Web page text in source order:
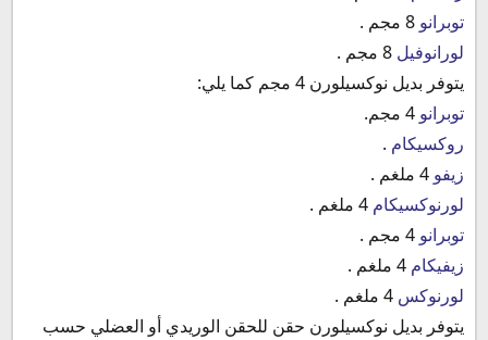
توبرانو
لورانوفيل
يتوفر بديل نوكسيلورن 4 مجم كما يلي:
توبرانو
روكسيكام .
زيفو
لورنوكسيكام
توبرانو
زيفيكام
لورنوكس
يتوفر بديل نوكسيلورن حقن للحقن الوريدي أو العضلي حسب